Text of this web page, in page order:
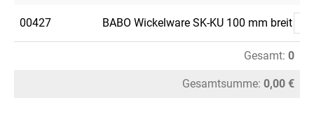
00427 BABO Wickelware SK-KU 100 mm breit
Gesamt: 0
Gesamtsumme: 0,00 €